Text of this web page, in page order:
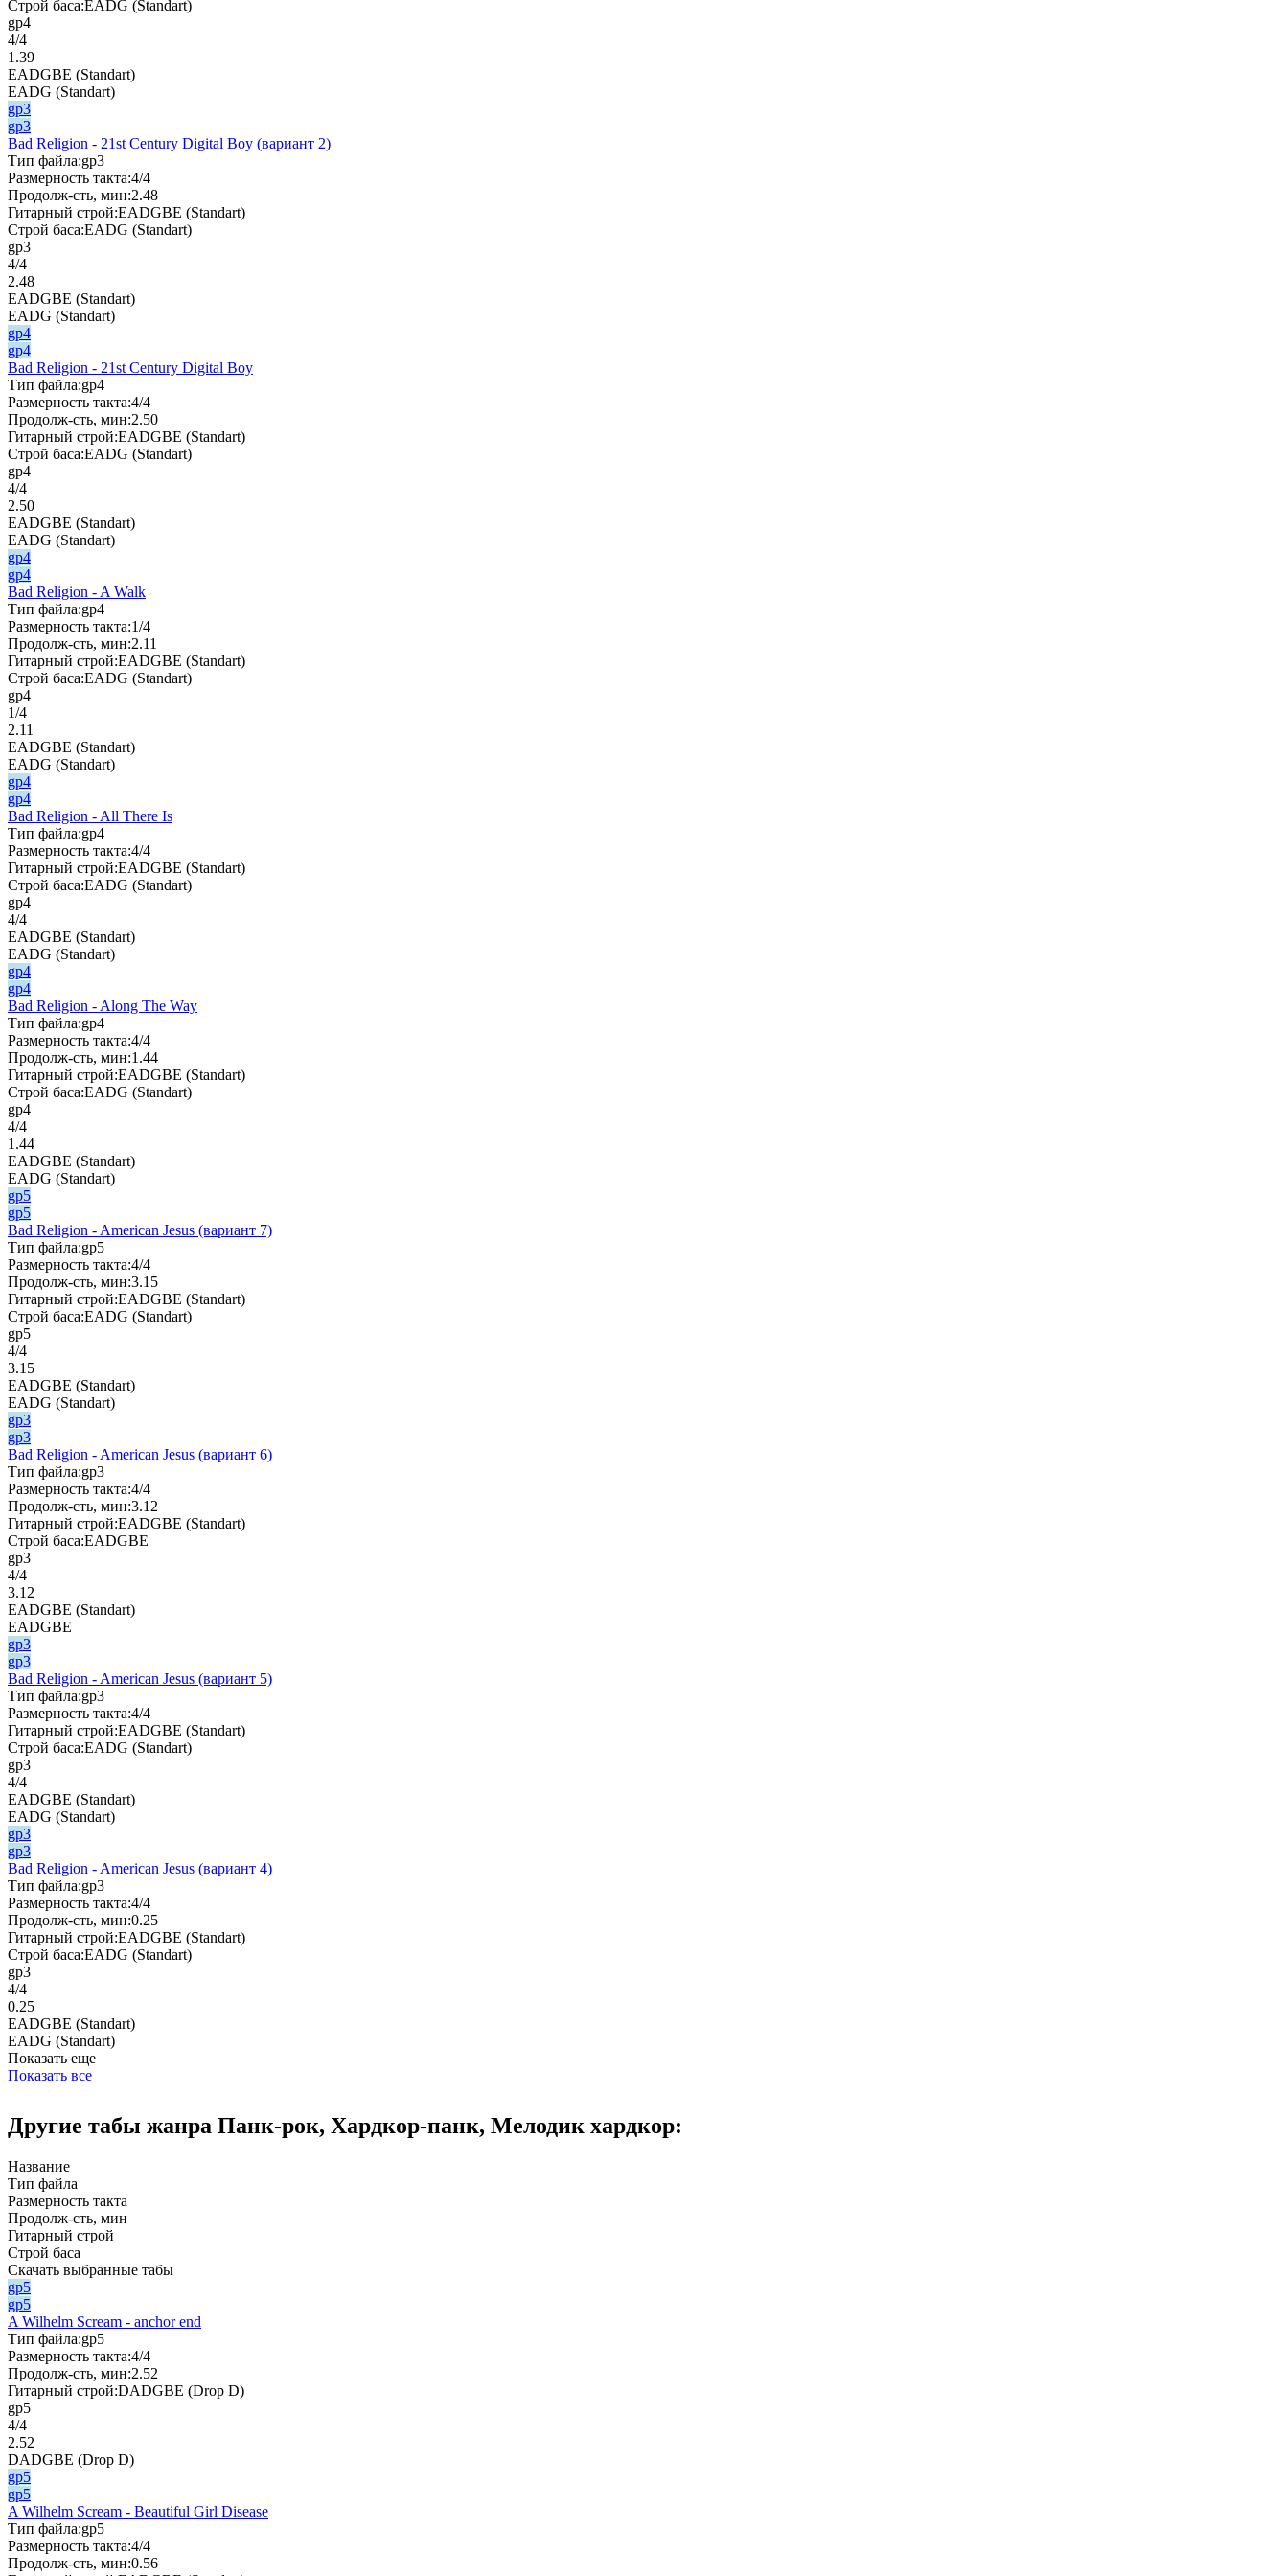
Строй баса:EADG (Standart)
gp4
4/4
1.39
EADGBE (Standart)
EADG (Standart)
gp3
gp3
Bad Religion - 21st Century Digital Boy (вариант 2)
Тип файла:gp3
Размерность такта:4/4
Продолж-сть, мин:2.48
Гитарный строй:EADGBE (Standart)
Строй баса:EADG (Standart)
gp3
4/4
2.48
EADGBE (Standart)
EADG (Standart)
gp4
gp4
Bad Religion - 21st Century Digital Boy
Тип файла:gp4
Размерность такта:4/4
Продолж-сть, мин:2.50
Гитарный строй:EADGBE (Standart)
Строй баса:EADG (Standart)
gp4
4/4
2.50
EADGBE (Standart)
EADG (Standart)
gp4
gp4
Bad Religion - A Walk
Тип файла:gp4
Размерность такта:1/4
Продолж-сть, мин:2.11
Гитарный строй:EADGBE (Standart)
Строй баса:EADG (Standart)
gp4
1/4
2.11
EADGBE (Standart)
EADG (Standart)
gp4
gp4
Bad Religion - All There Is
Тип файла:gp4
Размерность такта:4/4
Гитарный строй:EADGBE (Standart)
Строй баса:EADG (Standart)
gp4
4/4
EADGBE (Standart)
EADG (Standart)
gp4
gp4
Bad Religion - Along The Way
Тип файла:gp4
Размерность такта:4/4
Продолж-сть, мин:1.44
Гитарный строй:EADGBE (Standart)
Строй баса:EADG (Standart)
gp4
4/4
1.44
EADGBE (Standart)
EADG (Standart)
gp5
gp5
Bad Religion - American Jesus (вариант 7)
Тип файла:gp5
Размерность такта:4/4
Продолж-сть, мин:3.15
Гитарный строй:EADGBE (Standart)
Строй баса:EADG (Standart)
gp5
4/4
3.15
EADGBE (Standart)
EADG (Standart)
gp3
gp3
Bad Religion - American Jesus (вариант 6)
Тип файла:gp3
Размерность такта:4/4
Продолж-сть, мин:3.12
Гитарный строй:EADGBE (Standart)
Строй баса:EADGBE
gp3
4/4
3.12
EADGBE (Standart)
EADGBE
gp3
gp3
Bad Religion - American Jesus (вариант 5)
Тип файла:gp3
Размерность такта:4/4
Гитарный строй:EADGBE (Standart)
Строй баса:EADG (Standart)
gp3
4/4
EADGBE (Standart)
EADG (Standart)
gp3
gp3
Bad Religion - American Jesus (вариант 4)
Тип файла:gp3
Размерность такта:4/4
Продолж-сть, мин:0.25
Гитарный строй:EADGBE (Standart)
Строй баса:EADG (Standart)
gp3
4/4
0.25
EADGBE (Standart)
EADG (Standart)
Показать еще
Показать все
Другие табы жанра Панк-рок, Хардкор-панк, Мелодик хардкор:
Название
Тип файла
Размерность такта
Продолж-сть, мин
Гитарный строй
Строй баса
Скачать выбранные табы
gp5
gp5
A Wilhelm Scream - anchor end
Тип файла:gp5
Размерность такта:4/4
Продолж-сть, мин:2.52
Гитарный строй:DADGBE (Drop D)
gp5
4/4
2.52
DADGBE (Drop D)
gp5
gp5
A Wilhelm Scream - Beautiful Girl Disease
Тип файла:gp5
Размерность такта:4/4
Продолж-сть, мин:0.56